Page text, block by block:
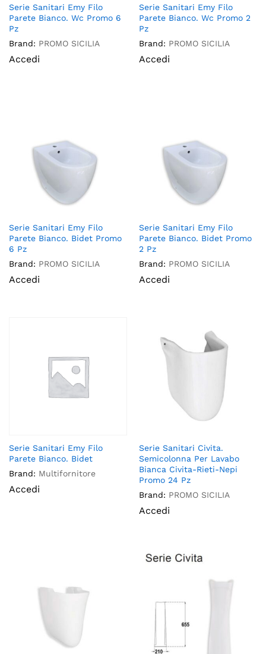
Serie Sanitari Emy Filo
Parete Bianco. Wc Promo 6
Pz
Brand: PROMO SICILIA
Accedi
Serie Sanitari Emy Filo
Parete Bianco. Wc Promo 2
Pz
Brand: PROMO SICILIA
Accedi
Serie Sanitari Emy Filo
Parete Bianco. Bidet Promo
6 Pz
Brand: PROMO SICILIA
Accedi
Serie Sanitari Emy Filo
Parete Bianco. Bidet Promo
2 Pz
Brand: PROMO SICILIA
Accedi
Serie Sanitari Emy Filo
Parete Bianco. Bidet
Brand: Multifornitore
Accedi
Serie Sanitari Civita.
Semicolonna Per Lavabo
Bianca Civita-Rieti-Nepi
Promo 24 Pz
Brand: PROMO SICILIA
Accedi